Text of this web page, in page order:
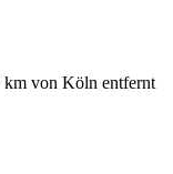
km von Köln entfernt